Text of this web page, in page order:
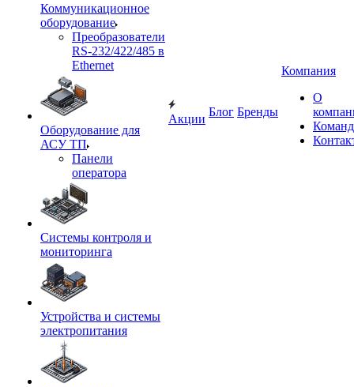
Коммуникационное
оборудование
Преобразователи
RS-232/422/485 в
Ethernet
Оборудование для
АСУ ТП
Панели
оператора
Системы контроля и
мониторинга
Устройства и системы
электропитания
Акции
Блог Бренды
Компания
О